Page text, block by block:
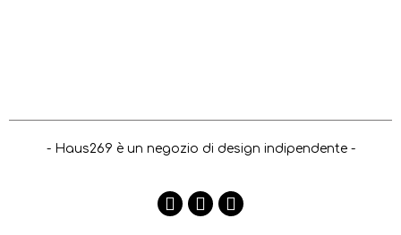
- Haus269 è un negozio di design indipendente -